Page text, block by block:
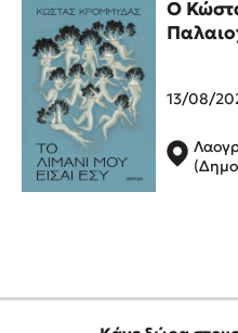
Τι είναι η
απαντά!
Συγχαρητήρια, Πέθανες! Μια
ελληνικής μυθολογίας
3 βιβλία που μπορείς να
Εύκολη συνταγή για chicken
Πετρετζίκη!
Ο
13/08/